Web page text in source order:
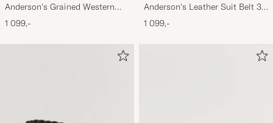
Anderson's Grained Western
Leather Belt 2,5 cm Brown
1 099,-
Anderson's Leather Suit Belt 3
cm Dark Brown
1 099,-